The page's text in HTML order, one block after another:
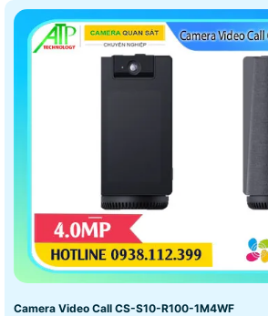
Camera Video Call CS-S10-R100-1M4WF